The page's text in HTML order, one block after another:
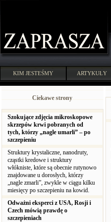
KIM JESTEŚMY ARTYKUŁY
Ciekawe strony
Szokujące zdjęcia mikroskopowe
skrzepów krwi pobranych od
tych, którzy „nagle umarli” – po
szczepieniu
Struktury krystaliczne, nanodruty,
cząstki kredowe i struktury
włókniste, które są obecnie rutynowo
znajdowane u dorosłych, którzy
„nagle zmarli”, zwykle w ciągu kilku
miesięcy po szczepieniu na kowid.
Odważni eksperci z USA, Rosji i
Czech mówią prawdę o
szczepieniach